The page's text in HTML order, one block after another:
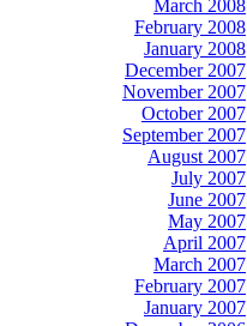
March 2008
February 2008
January 2008
December 2007
November 2007
October 2007
September 2007
August 2007
July 2007
June 2007
May 2007
April 2007
March 2007
February 2007
January 2007